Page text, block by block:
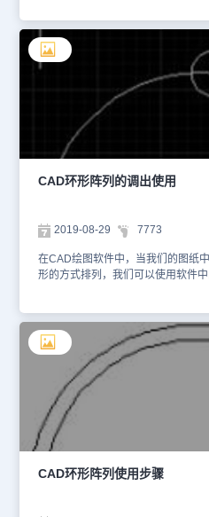
果需要准换成环形阵列，只需按照
的的小圆围绕着大圆做环形阵列。
进入阵列设置面板。 我们先选择“环形阵列”。 然后在1区域拾取
要环绕的中心点。2区域选择对象，
就像图形中的小圆。3区域选择环绕
复多少个图形。 就这样我们就可以看到，大圆的圆弧上已经被六
个小圆环绕了。 以上就是在CAD软件中，我们在对CAD对象排列的
时候，使用CAD环形阵列功能排列
绍这么多了。安装浩辰CAD软件试
注浩辰CAD官网进行查看。
CAD环形阵列的调出使用
2019-08-29 7773
在CAD绘图软件中，当我们的图纸
形的方式排列，我们可以使用软件
令符“array”，进入阵列设置面板。 我们先选择“环形阵列”。 然后
在1区域拾取要环绕的中心点。2区
环绕的对象，就像图形中的小圆。3
中心点的要重复多少个图形。 就这样我们就可以看到，大圆的圆
弧上已经被六个小圆环绕了。 以上就是在CAD软件中，我们在需要
使用CAD环形阵列的时候，在软件
过程。今天就介绍这么多了。安装
教程技巧，可关注浩辰CAD官网进行
CAD环形阵列使用步骤